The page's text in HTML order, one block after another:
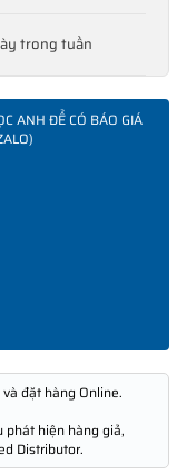
trong tuần
ANH ĐỂ CÓ BÁO GIÁ
đặt hàng Online.
phát hiện hàng giả,
Distributor.